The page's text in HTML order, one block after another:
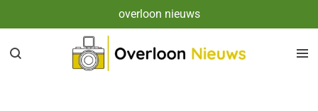
direct
naar
overloon nieuws